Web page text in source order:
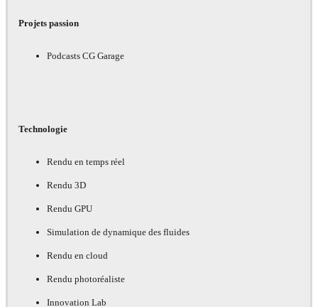
Projets passion
Podcasts CG Garage
Technologie
Rendu en temps réel
Rendu 3D
Rendu GPU
Simulation de dynamique des fluides
Rendu en cloud
Rendu photoréaliste
Innovation Lab